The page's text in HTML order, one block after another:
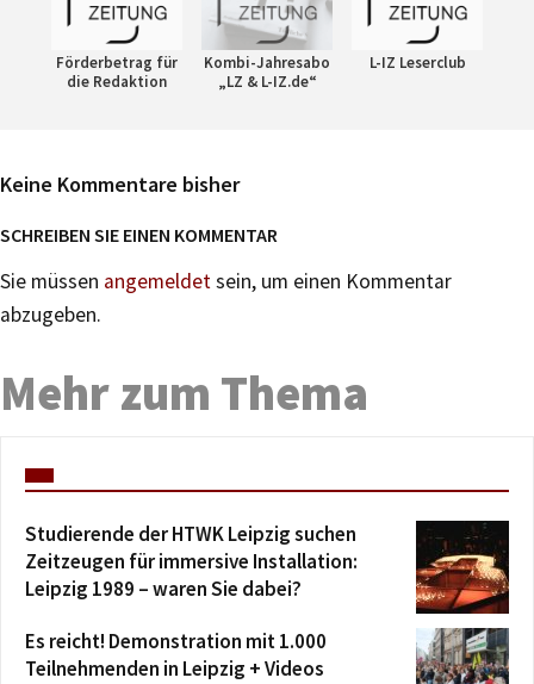
Förderbetrag für
die Redaktion
Kombi-Jahresabo
„LZ & L-IZ.de“
L-IZ Leserclub
Keine Kommentare bisher
SCHREIBEN SIE EINEN KOMMENTAR
Sie müssen angemeldetsein, um einen Kommentar
abzugeben.
Mehr zum Thema
Studierende der HTWK Leipzig suchen
Zeitzeugen für immersive Installation:
Leipzig 1989 – waren Sie dabei?
Es reicht! Demonstration mit 1.000
Teilnehmenden in Leipzig + Videos